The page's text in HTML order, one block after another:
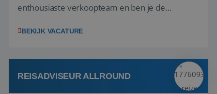
enthousiaste verkoopteam en ben je de
en tarieven waar je collega’s niet uitkomen.
kwaliteitsbewaking van alles wat met IATA te m...
BEKIJK VACATURE
REISADVISEUR ALLROUND